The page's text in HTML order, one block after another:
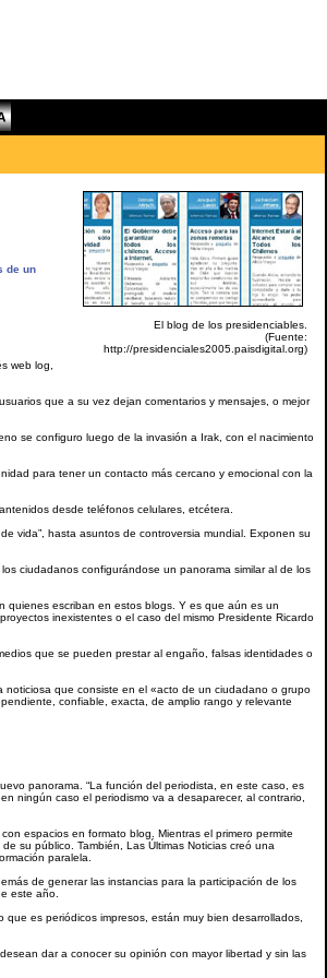
El blog de los presidenciables.
(Fuente:
http://presidenciales2005.paisdigital.org)
de un
web log,
que a su vez dejan comentarios y mensajes, o mejor
se configuro luego de la invasión a Irak, con el nacimiento
para tener un contacto más cercano y emocional con la
desde teléfonos celulares, etcétera.
vida”, hasta asuntos de controversia mundial. Exponen su
ciudadanos configurándose un panorama similar al de los
quienes escriban en estos blogs. Y es que aún es un
inexistentes o el caso del mismo Presidente Ricardo
que se pueden prestar al engaño, falsas identidades o
noticiosa que consiste en el «acto de un ciudadano o grupo
confiable, exacta, de amplio rango y relevante
panorama. “La función del periodista, en este caso, es
ningún caso el periodismo va a desaparecer, al contrario,
espacios en formato blog. Mientras el primero permite
su público. También, Las Últimas Noticias creó una
paralela.
de generar las instancias para la participación de los
este año.
es periódicos impresos, están muy bien desarrollados,
dar a conocer su opinión con mayor libertad y sin las